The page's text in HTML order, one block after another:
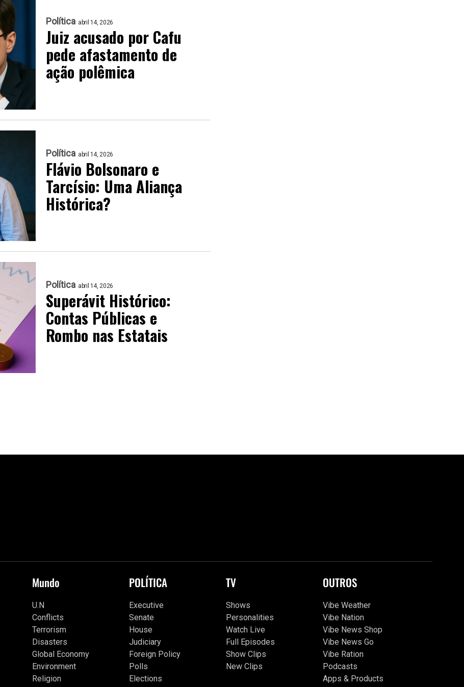
Política abril 14, 2026
Juiz acusado por Cafu
pede afastamento de
ação polêmica
Política abril 14, 2026
Flávio Bolsonaro e
Tarcísio: Uma Aliança
Histórica?
Política abril 14, 2026
Superávit Histórico:
Contas Públicas e
Rombo nas Estatais
Mundo
U.N
Conflicts
Terrorism
Disasters
Global Economy
Environment
Religion
POLÍTICA
Executive
Senate
House
Judiciary
Foreign Policy
Polls
Elections
TV
Shows
Personalities
Watch Live
Full Episodes
Show Clips
New Clips
OUTROS
Vibe Weather
Vibe Nation
Vibe News Shop
Vibe News Go
Vibe Ration
Podcasts
Apps & Products